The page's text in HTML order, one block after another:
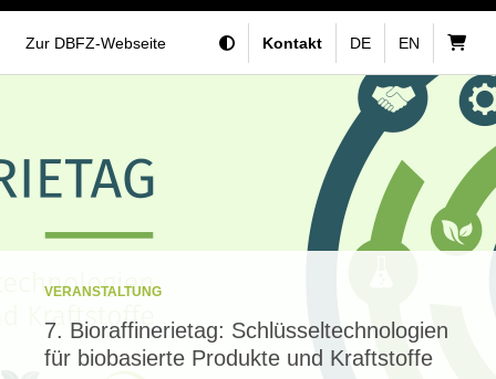
Zur DBFZ-Webseite Kontakt DE EN
VERANSTALTUNG
7. Bioraffinerietag: Schlüsseltechnologien
für biobasierte Produkte und Kraftstoffe